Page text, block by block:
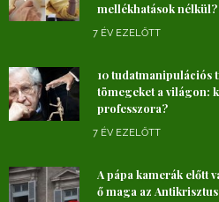
mellékhatások nélkül?
7 ÉV EZELŐTT
10 tudatmanipulációs
tömegeket a világon:
professzora?
7 ÉV EZELŐTT
A pápa kamerák előtt
ő maga az